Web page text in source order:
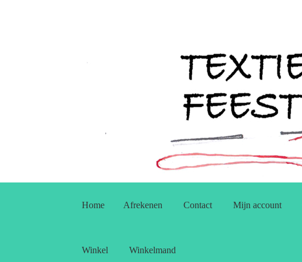
door
naar
Home Afrekenen Contact Mijn account
Winkel Winkelmand